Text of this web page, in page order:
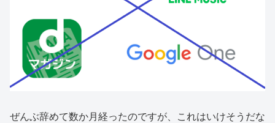
ぜんぶ辞めて数か月経ったのですが、これはいけそうだな